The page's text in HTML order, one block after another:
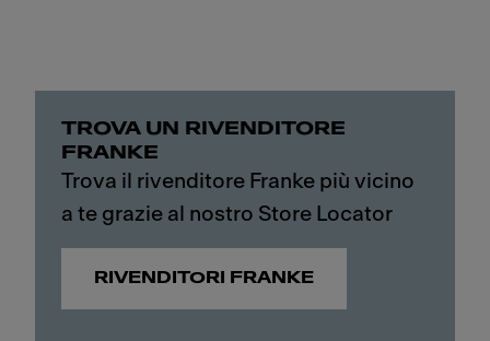
TROVA UN RIVENDITORE
FRANKE
Trova il rivenditore Franke più vicino
a te grazie al nostro Store Locator
RIVENDITORI FRANKE